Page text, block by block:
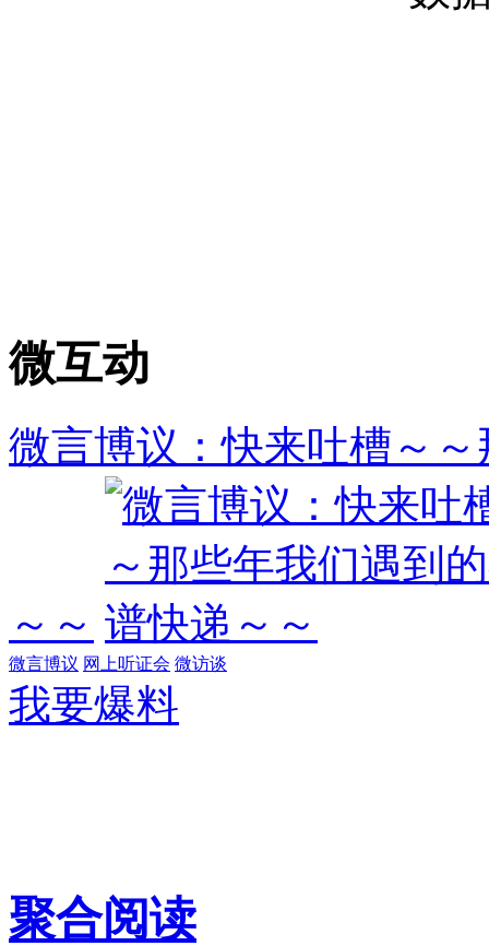
微互动
微言博议：快来吐槽～
～～
微言博议 网上听证会 微访谈
我要爆料
聚合阅读